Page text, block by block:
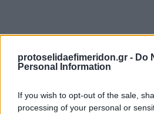
protoselidaefimeridon.gr - Do
Personal Information
If you wish to opt-out of the sale,
processing of your personal or